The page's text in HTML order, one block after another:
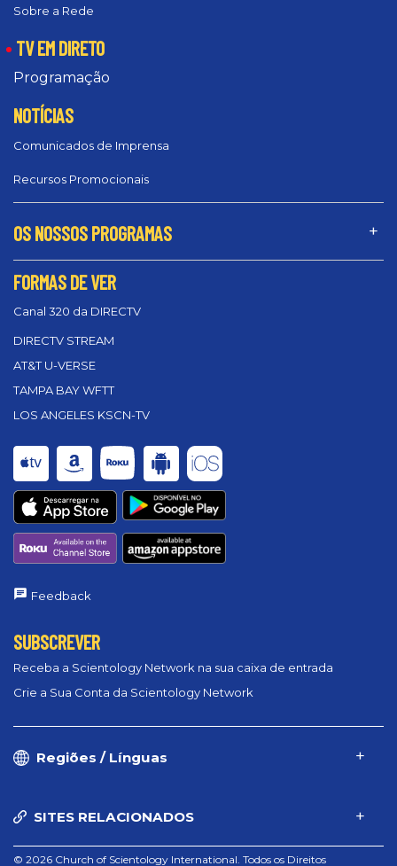
Sobre a Rede
TV EM DIRETO
Programação
NOTÍCIAS
Comunicados de Imprensa
Recursos Promocionais
OS NOSSOS PROGRAMAS
FORMAS DE VER
Canal 320 da DIRECTV
DIRECTV STREAM
AT&T U-VERSE
TAMPA BAY WFTT
LOS ANGELES KSCN-TV
Feedback
SUBSCREVER
Receba a Scientology Network na sua caixa de entrada
Crie a Sua Conta da Scientology Network
Regiões / Línguas
SITES RELACIONADOS
© 2026 Church of Scientology International. Todos os Direitos